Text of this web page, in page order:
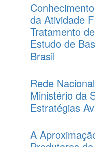
da Atividade
Tratamento
Estudo de
Brasil
Rede
Ministério da
Estratégias
A